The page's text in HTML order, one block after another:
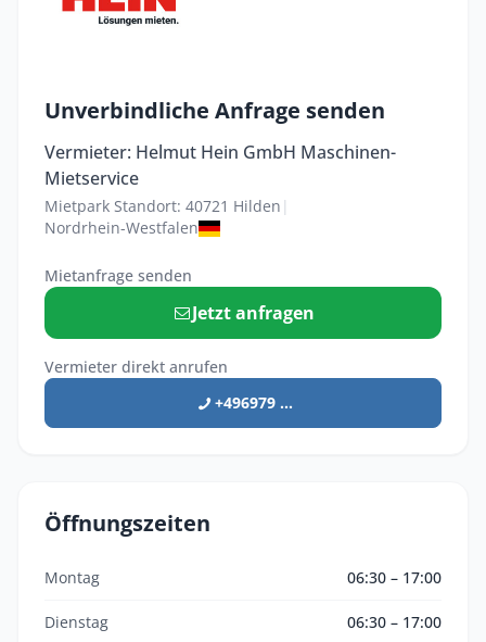
Unverbindliche Anfrage senden
Vermieter: Helmut Hein GmbH Maschinen-
Mietservice
Mietpark Standort: 40721 Hilden |
Nordrhein-Westfalen
Mietanfrage senden
Jetzt anfragen
Vermieter direkt anrufen
+496979 ...
Öffnungszeiten
Montag 06:30 – 17:00
Dienstag 06:30 – 17:00